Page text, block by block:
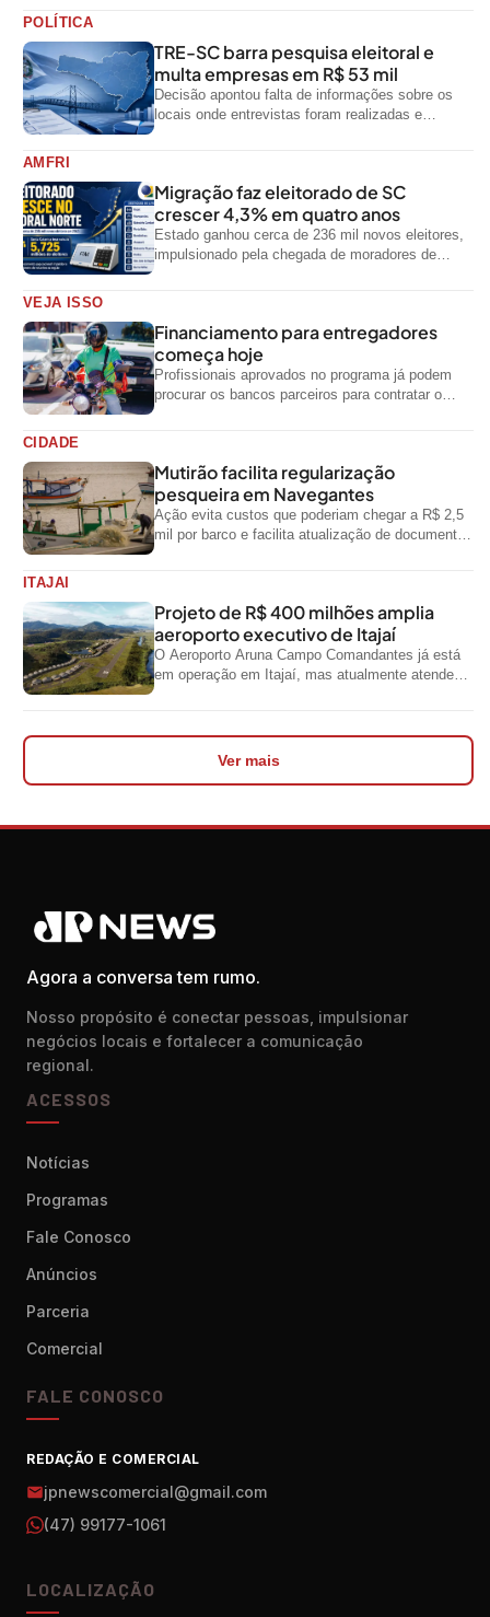
POLÍTICA
TRE-SC barra pesquisa eleitoral e
multa empresas em R$ 53 mil
Decisão apontou falta de informações sobre os
locais onde entrevistas foram realizadas e
AMFRI
Migração faz eleitorado de SC
crescer 4,3% em quatro anos
Estado ganhou cerca de 236 mil novos eleitores,
impulsionado pela chegada de moradores de
VEJA ISSO
Financiamento para entregadores
começa hoje
Profissionais aprovados no programa já podem
procurar os bancos parceiros para contratar o
CIDADE
Mutirão facilita regularização
pesqueira em Navegantes
Ação evita custos que poderiam chegar a R$ 2,5
mil por barco e facilita atualização de documentos
ITAJAI
Projeto de R$ 400 milhões amplia
aeroporto executivo de Itajaí
O Aeroporto Aruna Campo Comandantes já está
em operação em Itajaí, mas atualmente atende
Ver mais
Agora a conversa tem rumo.
Nosso propósito é conectar pessoas, impulsionar
negócios locais e fortalecer a comunicação
regional.
ACESSOS
Notícias
Programas
Fale Conosco
Anúncios
Parceria
Comercial
FALE CONOSCO
REDAÇÃO E COMERCIAL
jpnewscomercial@gmail.com
(47) 99177-1061
LOCALIZAÇÃO